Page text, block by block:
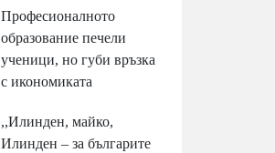
Професионалното
образование печели
ученици, но губи връзка
с икономиката
,,Илинден, майко,
Илинден – за българите